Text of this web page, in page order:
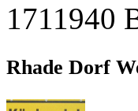
1711940
Rhade Dorf